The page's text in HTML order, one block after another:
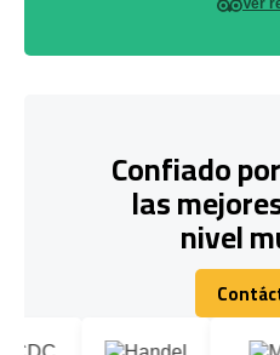
Confiado
las
nivel